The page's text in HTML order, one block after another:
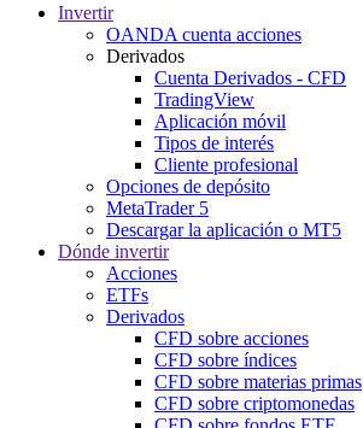
Invertir
OANDA cuenta acciones
Derivados
Cuenta Derivados - CFD
TradingView
Aplicación móvil
Tipos de interés
Cliente profesional
Opciones de depósito
MetaTrader 5
Descargar la aplicación o MT5
Dónde invertir
Acciones
ETFs
Derivados
CFD sobre acciones
CFD sobre índices
CFD sobre materias primas
CFD sobre criptomonedas